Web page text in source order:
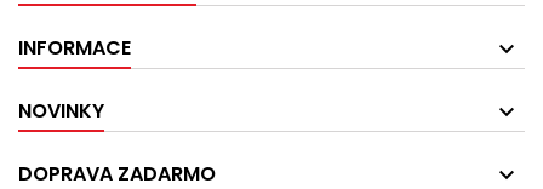
INFORMACE
NOVINKY
DOPRAVA ZADARMO